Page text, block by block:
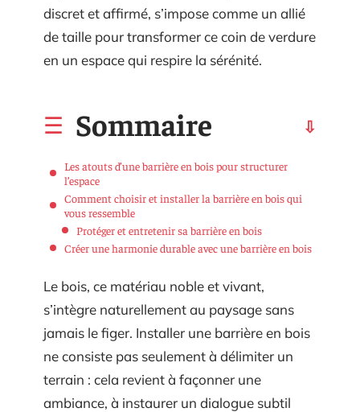
discret et affirmé, s’impose comme un allié
de taille pour transformer ce coin de verdure
en un espace qui respire la sérénité.
Sommaire
Les atouts d’une barrière en bois pour structurer
l’espace
Comment choisir et installer la barrière en bois qui
vous ressemble
Protéger et entretenir sa barrière en bois
Créer une harmonie durable avec une barrière en bois
Le bois, ce matériau noble et vivant,
s’intègre naturellement au paysage sans
jamais le figer. Installer une barrière en bois
ne consiste pas seulement à délimiter un
terrain : cela revient à façonner une
ambiance, à instaurer un dialogue subtil